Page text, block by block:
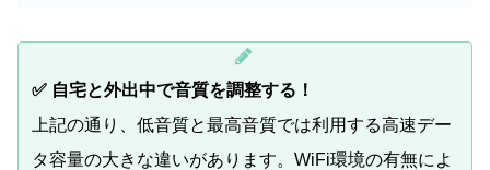
✅ 自宅と外出中で音質を調整する！
上記の通り、低音質と最高音質では利用する高速デー
タ容量の大きな違いがあります。WiFi環境の有無によ